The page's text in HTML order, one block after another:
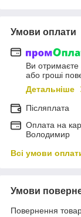
Умови оплати
Ви
або гроші
Детальніше
Післяплата
Оплата на
Володимир
Всі умови
Умови
Повернення